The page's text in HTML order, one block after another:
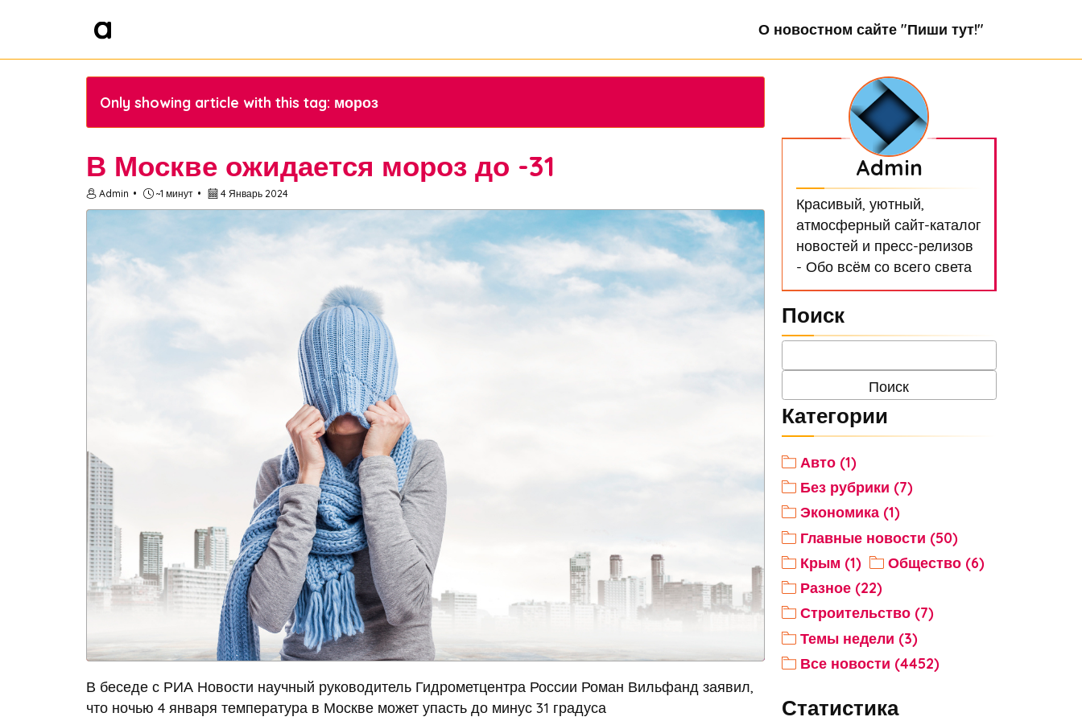
О новостном сайте "Пиши тут!"
Only showing article with this tag: мороз
В Москве ожидается мороз до -31
Admin ~1 минут 4 Январь 2024
В беседе с РИА Новости научный руководитель Гидрометцентра России Роман Вильфанд заявил,
что ночью 4 января температура в Москве может упасть до минус 31 градуса
Admin
Красивый, уютный,
атмосферный сайт-каталог
новостей и пресс-релизов
- Обо всём со всего света
Поиск
Категории
Авто (1)
Без рубрики (7)
Экономика (1)
Главные новости (50)
Крым (1)
Общество (6)
Разное (22)
Строительство (7)
Темы недели (3)
Все новости (4452)
Статистика